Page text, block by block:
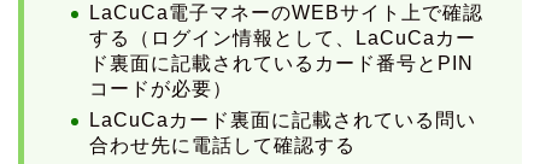
LaCuCa電子マネーのWEBサイト上で確認
する（ログイン情報として、LaCuCaカー
ド裏面に記載されているカード番号とPIN
コードが必要）
LaCuCaカード裏面に記載されている問い
合わせ先に電話して確認する